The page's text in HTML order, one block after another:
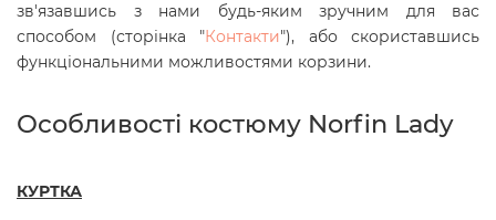
зв'язавшись з нами будь-яким зручним для вас
способом (сторінка "Контакти"), або скориставшись
функціональними можливостями корзини.
Особливості костюму Norfin Lady
КУРТКА